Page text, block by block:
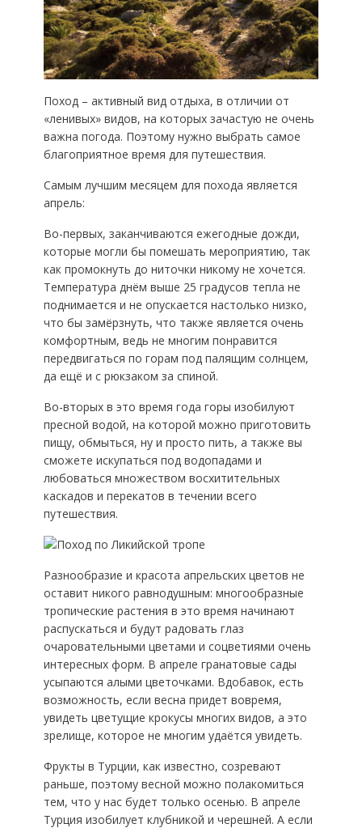
Поход – активный вид отдыха, в отличии от
«ленивых» видов, на которых зачастую не очень
важна погода. Поэтому нужно выбрать самое
благоприятное время для путешествия.
Самым лучшим месяцем для похода является
апрель:
Во-первых, заканчиваются ежегодные дожди,
которые могли бы помешать мероприятию, так
как промокнуть до ниточки никому не хочется.
Температура днём выше 25 градусов тепла не
поднимается и не опускается настолько низко,
что бы замёрзнуть, что также является очень
комфортным, ведь не многим понравится
передвигаться по горам под палящим солнцем,
да ещё и с рюкзаком за спиной.
Во-вторых в это время года горы изобилуют
пресной водой, на которой можно приготовить
пищу, обмыться, ну и просто пить, а также вы
сможете искупаться под водопадами и
любоваться множеством восхитительных
каскадов и перекатов в течении всего
путешествия.
Разнообразие и красота апрельских цветов не
оставит никого равнодушным: многообразные
тропические растения в это время начинают
распускаться и будут радовать глаз
очаровательными цветами и соцветиями очень
интересных форм. В апреле гранатовые сады
усыпаются алыми цветочками. Вдобавок, есть
возможность, если весна придет вовремя,
увидеть цветущие крокусы многих видов, а это
зрелище, которое не многим удаётся увидеть.
Фрукты в Турции, как известно, созревают
раньше, поэтому весной можно полакомиться
тем, что у нас будет только осенью. В апреле
Турция изобилует клубникой и черешней. А если